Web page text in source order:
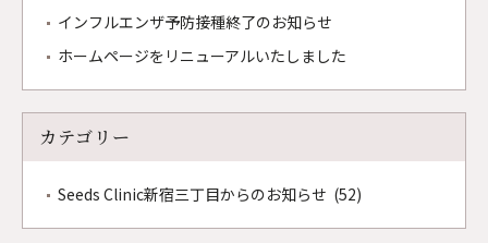
インフルエンザ予防接種終了のお知らせ
ホームページをリニューアルいたしました
カテゴリー
Seeds Clinic新宿三丁目からのお知らせ (52)